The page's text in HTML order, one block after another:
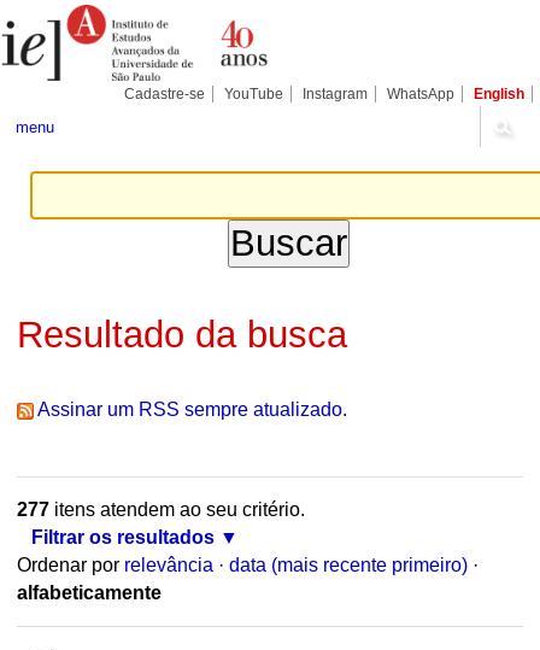
para
conteúdo.
Pessoais
Cadastre-se YouTube Instagram WhatsApp English
menu
Resultado da busca
Assinar um RSS sempre atualizado.
277itens atendem ao seu critério.
Filtrar os resultados
Ordenar por relevância · data (mais recente primeiro) ·
alfabeticamente